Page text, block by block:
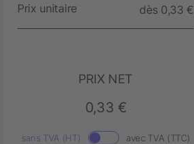
Prix unitaire dès 0,33 €
PRIX NET
0,33 €
sans TVA (HT) avec TVA (TTC)